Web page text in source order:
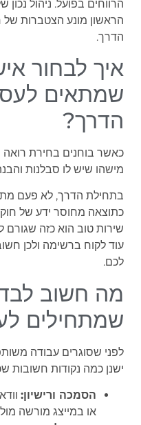
הרווחים בפועל. ניהול
הראשון מונע הצטברות של
הדרך.
איך לבחור
שמתאים
הדרך?
כאשר בוחנים בחירת
מישהו שיש לו סבלנות
בתחילת הדרך, לא פעם
כתוצאה מחוסר ידע של
שירות טוב הוא כזה
עוד לקוח ברשימה ולכן
לכם.
מה חשוב
שמתחילים
לפני שסוגרים עבודה
ישנן כמה נקודות חשובות
הסמכה ורישיון:
או במייצג מורשה